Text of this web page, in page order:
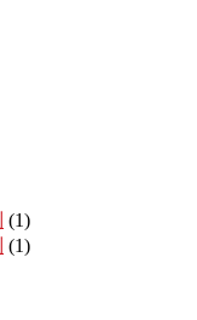
(1)
(1)